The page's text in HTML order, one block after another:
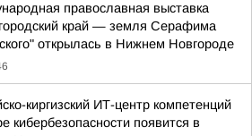
православная выставка
край — земля Серафима
открылась в Нижнем Новгороде
киргизский ИТ-центр компетенций
кибербезопасности появится в